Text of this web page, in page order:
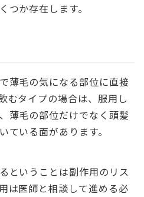
つか存在します。
薄毛の気になる部位に直接
むタイプの場合は、服用し
薄毛の部位だけでなく頭髪
ている面があります。
ということは副作用のリス
は医師と相談して進める必